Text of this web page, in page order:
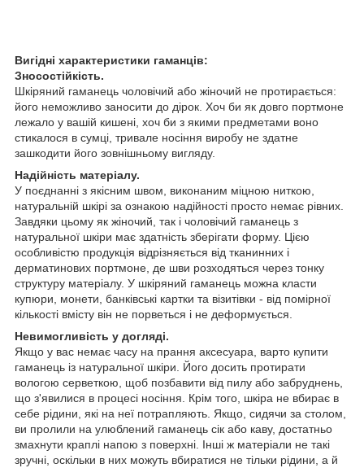
Вигідні характеристики гаманців:
Зносостійкість.
Шкіряний гаманець чоловічий або жіночий не протирається:
його неможливо заносити до дірок. Хоч би як довго портмоне
лежало у вашій кишені, хоч би з якими предметами воно
стикалося в сумці, тривале носіння виробу не здатне
зашкодити його зовнішньому вигляду.
Надійність матеріалу.
У поєднанні з якісним швом, виконаним міцною ниткою,
натуральній шкірі за ознакою надійності просто немає рівних.
Завдяки цьому як жіночий, так і чоловічий гаманець з
натуральної шкіри має здатність зберігати форму. Цією
особливістю продукція відрізняється від тканинних і
дерматинових портмоне, де шви розходяться через тонку
структуру матеріалу. У шкіряний гаманець можна класти
купюри, монети, банківські картки та візитівки - від помірної
кількості вмісту він не порветься і не деформується.
Невимогливість у догляді.
Якщо у вас немає часу на прання аксесуара, варто купити
гаманець із натуральної шкіри. Його досить протирати
вологою серветкою, щоб позбавити від пилу або забруднень,
що з'явилися в процесі носіння. Крім того, шкіра не вбирає в
себе рідини, які на неї потрапляють. Якщо, сидячи за столом,
ви пролили на улюблений гаманець сік або каву, достатньо
змахнути краплі напою з поверхні. Інші ж матеріали не такі
зручні, оскільки в них можуть вбиратися не тільки рідини, а й